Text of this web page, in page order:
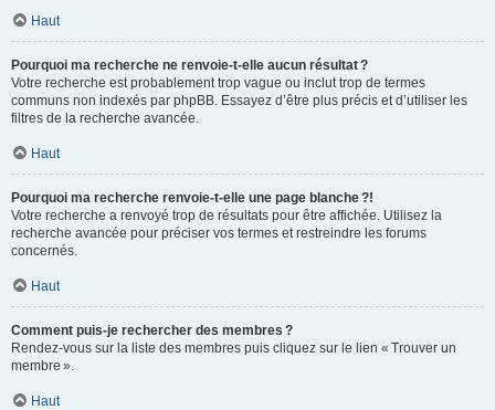
Haut
Pourquoi ma recherche ne renvoie-t-elle aucun résultat ?
Votre recherche est probablement trop vague ou inclut trop de termes
communs non indexés par phpBB. Essayez d’être plus précis et d’utiliser les
filtres de la recherche avancée.
Haut
Pourquoi ma recherche renvoie-t-elle une page blanche ?!
Votre recherche a renvoyé trop de résultats pour être affichée. Utilisez la
recherche avancée pour préciser vos termes et restreindre les forums
concernés.
Haut
Comment puis-je rechercher des membres ?
Rendez-vous sur la liste des membres puis cliquez sur le lien « Trouver un
membre ».
Haut